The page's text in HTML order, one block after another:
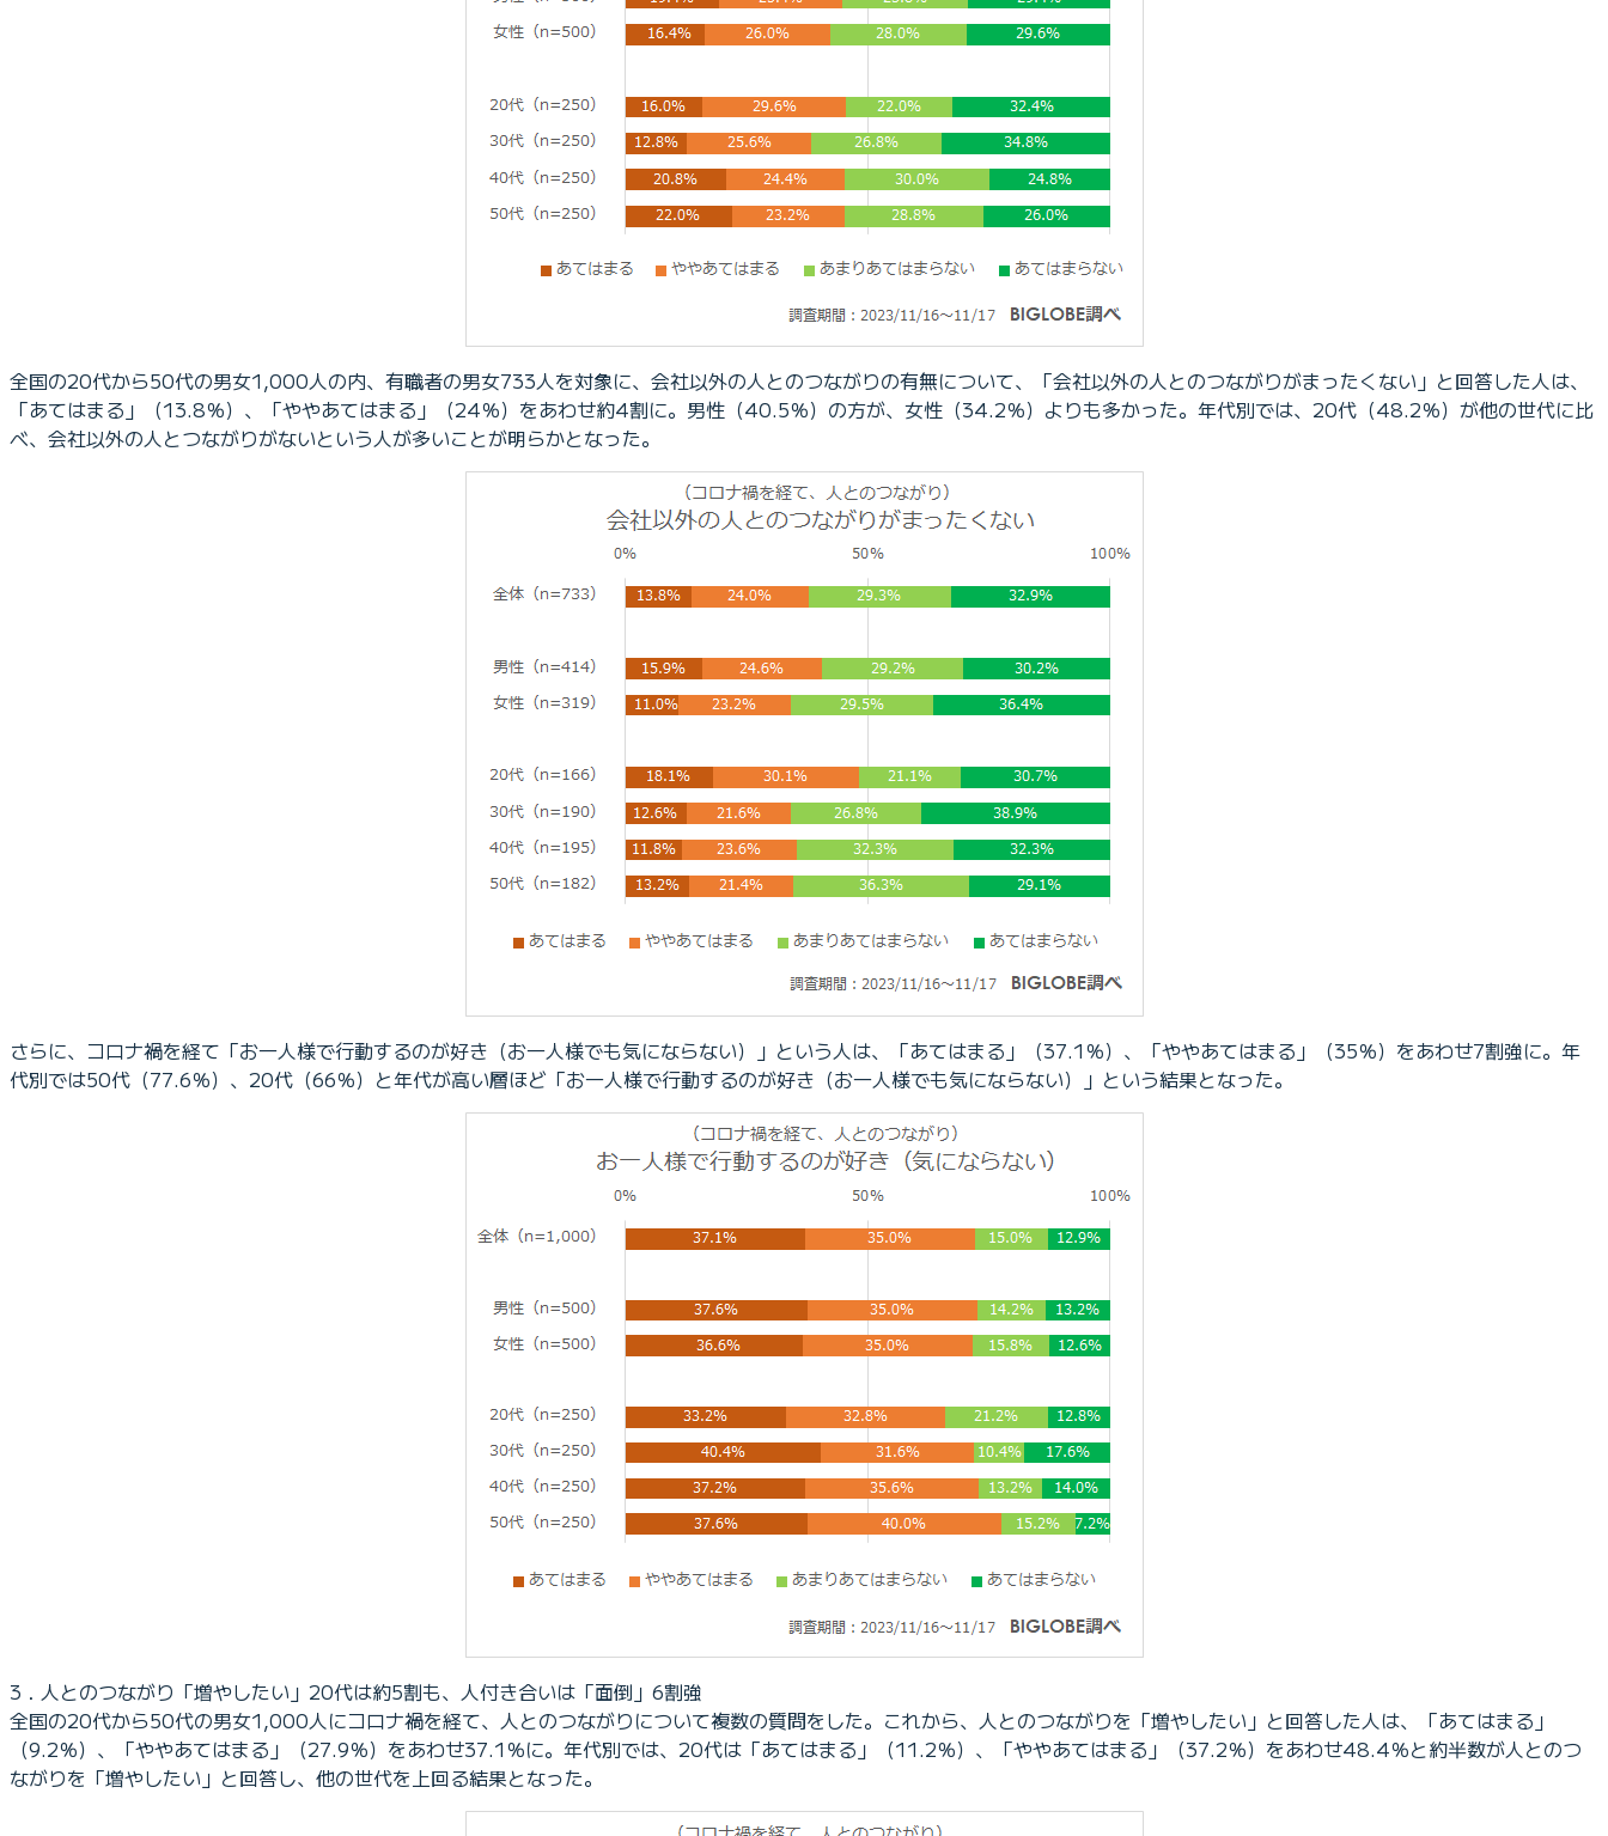
全国の20代から50代の男女1,000人の内、有職者の男女733人を対象に、会社以外の人とのつながりの有無について、「会社以外の人とのつながりがまったくない」と回答した人は、
「あてはまる」（13.8％）、「ややあてはまる」（24％）をあわせ約4割に。男性（40.5％）の方が、女性（34.2％）よりも多かった。年代別では、20代（48.2％）が他の世代に比
べ、会社以外の人とつながりがないという人が多いことが明らかとなった。
さらに、コロナ禍を経て「お一人様で行動するのが好き（お一人様でも気にならない）」という人は、「あてはまる」（37.1％）、「ややあてはまる」（35％）をあわせ7割強に。年
代別では50代（77.6％）、20代（66％）と年代が高い層ほど「お一人様で行動するのが好き（お一人様でも気にならない）」という結果となった。
3．人とのつながり「増やしたい」20代は約5割も、人付き合いは「面倒」6割強
全国の20代から50代の男女1,000人にコロナ禍を経て、人とのつながりについて複数の質問をした。これから、人とのつながりを「増やしたい」と回答した人は、「あてはまる」
（9.2％）、「ややあてはまる」（27.9％）をあわせ37.1％に。年代別では、20代は「あてはまる」（11.2％）、「ややあてはまる」（37.2％）をあわせ48.4％と約半数が人とのつ
ながりを「増やしたい」と回答し、他の世代を上回る結果となった。